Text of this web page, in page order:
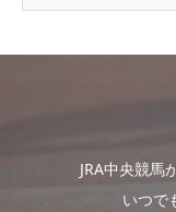
JRA中央競馬
いつで